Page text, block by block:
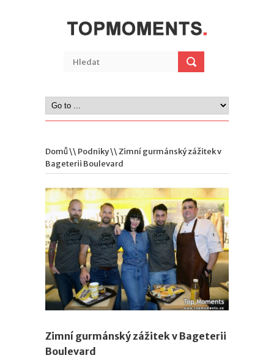
Domů\\ Podniky\\ Zimní gurmánský zážitek v
Bageterii Boulevard
Zimní gurmánský zážitek v Bageterii
Boulevard